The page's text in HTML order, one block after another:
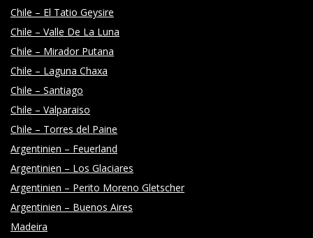
Chile – El Tatio Geysire
Chile – Valle De La Luna
Chile – Mirador Putana
Chile – Laguna Chaxa
Chile – Santiago
Chile – Valparaiso
Chile – Torres del Paine
Argentinien – Feuerland
Argentinien – Los Glaciares
Argentinien – Perito Moreno Gletscher
Argentinien – Buenos Aires
Madeira